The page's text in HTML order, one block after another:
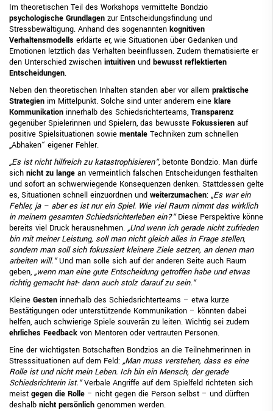
Im theoretischen Teil des Workshops vermittelte Bondzio
psychologische Grundlagen zur Entscheidungsfindung und
Stressbewältigung. Anhand des sogenannten kognitiven
Verhaltensmodells erklärte er, wie Situationen über Gedanken und
Emotionen letztlich das Verhalten beeinflussen. Zudem thematisierte er
den Unterschied zwischen intuitiven und bewusst reflektierten
Entscheidungen.
Neben den theoretischen Inhalten standen aber vor allem praktische
Strategien im Mittelpunkt. Solche sind unter anderem eine klare
Kommunikation innerhalb des Schiedsrichterteams, Transparenz
gegenüber Spielerinnen und Spielern, das bewusste Fokussieren auf
positive Spielsituationen sowie mentale Techniken zum schnellen
„Abhaken“ eigener Fehler.
„Es ist nicht hilfreich zu katastrophisieren“, betonte Bondzio. Man dürfe
sich nicht zu lange an vermeintlich falschen Entscheidungen festhalten
und sofort an schwerwiegende Konsequenzen denken. Stattdessen gelte
es, Situationen schnell einzuordnen und weiterzumachen: „Es war ein
Fehler, ja – aber es ist nur ein Spiel. Wie viel Raum nimmt das wirklich
in meinem gesamten Schiedsrichterleben ein?“Diese Perspektive könne
bereits viel Druck herausnehmen. „Und wenn ich gerade nicht zufrieden
bin mit meiner Leistung, soll man nicht gleich alles in Frage stellen,
sondern man soll sich fokussiert kleinere Ziele setzen, an denen man
arbeiten will.“Und man solle sich auf der anderen Seite auch Raum
geben, „wenn man eine gute Entscheidung getroffen habe und etwas
richtig gemacht hat- dann auch stolz darauf zu sein.“
Kleine Gesten innerhalb des Schiedsrichterteams – etwa kurze
Bestätigungen oder unterstützende Kommunikation – könnten dabei
helfen, auch schwierige Spiele souverän zu leiten. Wichtig sei zudem
ehrliches Feedback von Mentoren oder vertrauten Personen.
Eine der wichtigsten Botschaften Bondzios an die Teilnehmerinnen in
Stresssituationen auf dem Feld: „Man muss verstehen, dass es eine
Rolle ist und nicht mein Leben. Ich bin ein Mensch, der gerade
Schiedsrichterin ist.“Verbale Angriffe auf dem Spielfeld richteten sich
meist gegen die Rolle – nicht gegen die Person selbst – und dürften
deshalb nicht persönlich genommen werden.